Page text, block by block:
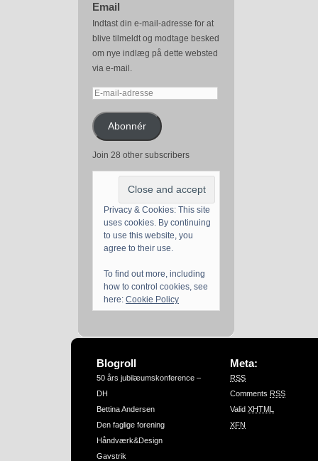
Email
Indtast din e-mail-adresse for at
blive tilmeldt og modtage besked
om nye indlæg på dette websted
via e-mail.
E-
adresseAbonnér
Join 28 other subscribers
Privacy & Cookies: This site
uses cookies. By continuing
to use this website, you
agree to their use.
To find out more, including
how to control cookies, see
here: Cookie Policy
Blogroll
50 års jubilæumskonference –
DH
Bettina Andersen
Den faglige forening
Håndværk&Design
Gavstrik
Meta:
RSS
Comments RSS
Valid XHTML
XFN